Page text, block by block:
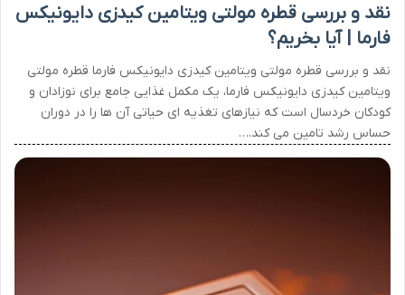
نقد و بررسی قطره مولتی ویتامین کیدزی دایونیکس
فارما | آیا بخریم؟
نقد و بررسی قطره مولتی ویتامین کیدزی دایونیکس فارما قطره مولتی
ویتامین کیدزی دایونیکس فارما، یک مکمل غذایی جامع برای نوزادان و
کودکان خردسال است که نیازهای تغذیه ای حیاتی آن ها را در دوران
حساس رشد تامین می کند.…